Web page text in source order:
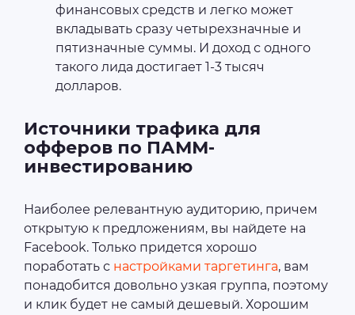
финансовых средств и легко может
вкладывать сразу четырехзначные и
пятизначные суммы. И доход с одного
такого лида достигает 1-3 тысяч
долларов.
Источники трафика для
офферов по ПАММ-
инвестированию
Наиболее релевантную аудиторию, причем
открытую к предложениям, вы найдете на
Facebook. Только придется хорошо
поработать с настройками таргетинга, вам
понадобится довольно узкая группа, поэтому
и клик будет не самый дешевый. Хорошим